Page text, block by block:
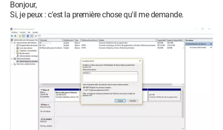
Bonjour,
Si, je peux : c'est la première chose qu'il me demande.